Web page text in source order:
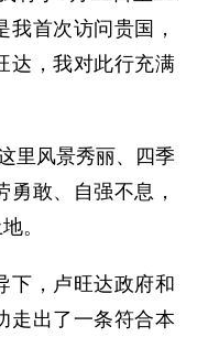
我首次访问贵国，
达，我对此行充满
里风景秀丽、四季
敢、自强不息，
。
，卢旺达政府和
走出了一条符合本